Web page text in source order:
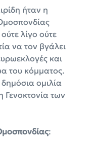
ήταν η
λίγο ούτε
να τον βγάλει
και
του κόμματος.
ομιλία
Γενοκτονία των
: